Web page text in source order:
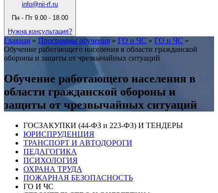
info@nii-rf.ru
Пн - Пт 9.00 - 18.00
Нужна консультация?
Главная » Программы обучения » ГО и ЧС » ГО и ЧС »
Обучение работающего населения в области гражданской
обороны и защиты от чрезвычайных ситуаций
Обучение работающего населения в
области гражданской обороны и
защиты от чрезвычайных ситуаций
ГОСЗАКУПКИ (44-ФЗ и 223-ФЗ) И ТЕНДЕРЫ
ЮРИСПРУДЕНЦИЯ
ТРАНСПОРТ И АВТОДОРОГИ
ПЕДАГОГИКА
ПСИХОЛОГИЯ
ОХРАНА ТРУДА
ПОЖАРНАЯ БЕЗОПАСНОСТЬ
ГО И ЧС